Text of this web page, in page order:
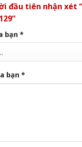
đầu tiên nhận xét
bạn *
bạn *